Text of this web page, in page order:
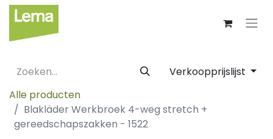
Verkoopprijslijst
Alle producten
Blakläder Werkbroek 4-weg stretch +
gereedschapszakken - 1522